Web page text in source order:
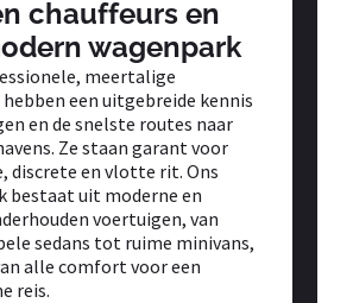
chauffeurs en
wagenpark
meertalige
hebben een uitgebreide kennis
en de snelste routes naar
Ze staan garant voor
discrete en vlotte rit. Ons
bestaat uit moderne en
voertuigen, van
sedans tot ruime minivans,
alle comfort voor een
reis.